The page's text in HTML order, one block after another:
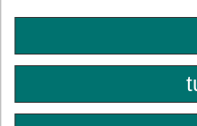
for farmers, while
conventional cotton
Features
Oversized fit